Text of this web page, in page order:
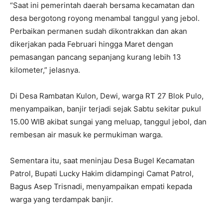
‎“Saat ini pemerintah daerah bersama kecamatan dan
desa bergotong royong menambal tanggul yang jebol.
Perbaikan permanen sudah dikontrakkan dan akan
dikerjakan pada Februari hingga Maret dengan
pemasangan pancang sepanjang kurang lebih 13
kilometer,” jelasnya.
‎Di Desa Rambatan Kulon, Dewi, warga RT 27 Blok Pulo,
menyampaikan, banjir terjadi sejak Sabtu sekitar pukul
15.00 WIB akibat sungai yang meluap, tanggul jebol, dan
rembesan air masuk ke permukiman warga.
‎Sementara itu, saat meninjau Desa Bugel Kecamatan
Patrol, Bupati Lucky Hakim didampingi Camat Patrol,
Bagus Asep Trisnadi, menyampaikan empati kepada
warga yang terdampak banjir.